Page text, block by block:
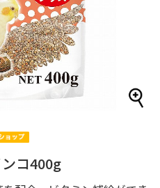
コ400g